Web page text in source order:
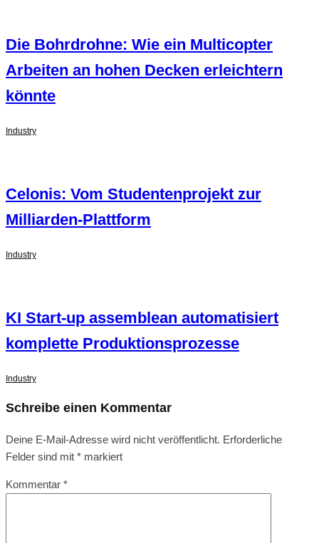
Die Bohrdrohne: Wie ein Multicopter
Arbeiten an hohen Decken erleichtern
könnte
Industry
Celonis: Vom Studentenprojekt zur
Milliarden-Plattform
Industry
KI Start-up assemblean automatisiert
komplette Produktionsprozesse
Industry
Schreibe einen Kommentar
Deine E-Mail-Adresse wird nicht veröffentlicht. Erforderliche
Felder sind mit * markiert
Kommentar *